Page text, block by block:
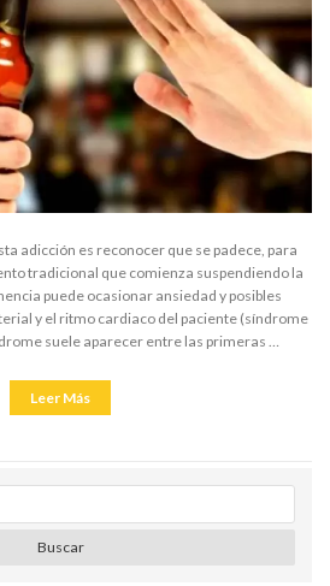
adicción es reconocer que se padece, para
tradicional que comienza suspendiendo la
puede ocasionar ansiedad y posibles
y el ritmo cardiaco del paciente (síndrome
suele aparecer entre las primeras …
Leer Másdejar
el
Buscar